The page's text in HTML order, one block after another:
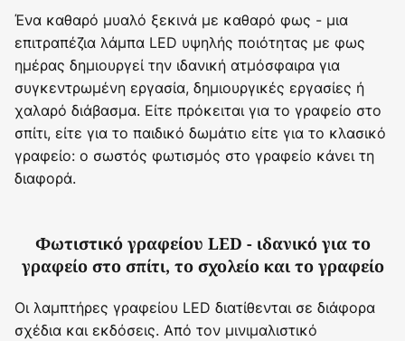
Ένα καθαρό μυαλό ξεκινά με καθαρό φως - μια
επιτραπέζια λάμπα LED υψηλής ποιότητας με φως
ημέρας δημιουργεί την ιδανική ατμόσφαιρα για
συγκεντρωμένη εργασία, δημιουργικές εργασίες ή
χαλαρό διάβασμα. Είτε πρόκειται για το γραφείο στο
σπίτι, είτε για το παιδικό δωμάτιο είτε για το κλασικό
γραφείο: ο σωστός φωτισμός στο γραφείο κάνει τη
διαφορά.
Φωτιστικό γραφείου LED - ιδανικό για το
γραφείο στο σπίτι, το σχολείο και το γραφείο
Οι λαμπτήρες γραφείου LED διατίθενται σε διάφορα
σχέδια και εκδόσεις. Από τον μινιμαλιστικό